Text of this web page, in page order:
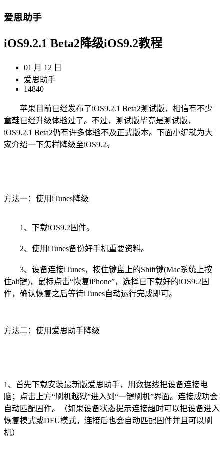
爱思助手
iOS9.2.1 Beta2降级iOS9.2教程
01 月 12 日
爱思助手
14840
苹果目前已经发布了iOS9.2.1 Beta2测试版，相信有不少
童鞋已经升级体验过了。不过，测试版毕竟是测试版，
iOS9.2.1 Beta2仍有许多体验不及正式版本。下面小编就为大
家介绍一下怎样降级至iOS9.2。
方法一：使用iTunes降级
1、下载iOS9.2固件。
2、使用iTunes备份好手机重要资料。
3、设备连接iTunes，按住键盘上的Shift键(Mac系统上按
住alt键)，鼠标点击“恢复iPhone”，选择已下载好的iOS9.2固
件，确认恢复之后等待iTunes自动运行完成即可。
方法二：使用爱思助手降级
1、首先下载安装最新版爱思助手，用数据线把设备连接电
脑；点击上方“刷机越狱”进入到“一键刷机”界面。连接成功会
自动匹配固件。（如果设备状态提示连接超时可以把设备进入
恢复模式或DFU模式，连接后也会自动匹配固件并且可以刷
机）